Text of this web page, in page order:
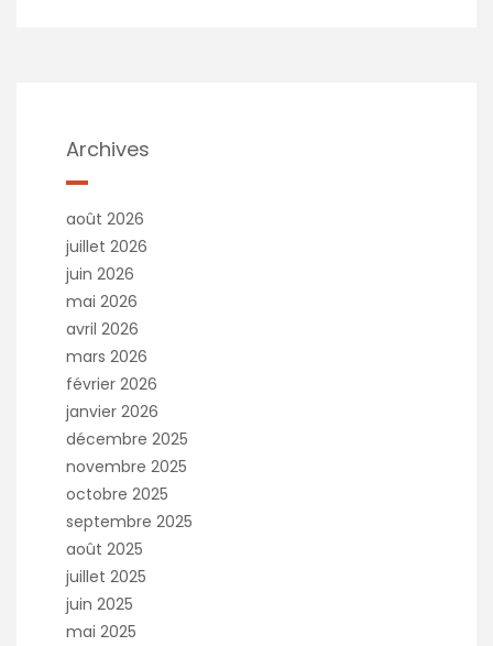
t
i
v
:
Archives
août 2026
juillet 2026
juin 2026
mai 2026
avril 2026
mars 2026
février 2026
janvier 2026
décembre 2025
novembre 2025
octobre 2025
septembre 2025
août 2025
juillet 2025
juin 2025
mai 2025